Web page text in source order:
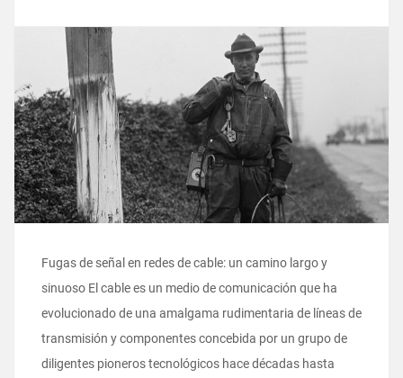
Fugas de señal en redes de cable: un camino largo y
sinuoso El cable es un medio de comunicación que ha
evolucionado de una amalgama rudimentaria de líneas de
transmisión y componentes concebida por un grupo de
diligentes pioneros tecnológicos hace décadas hasta